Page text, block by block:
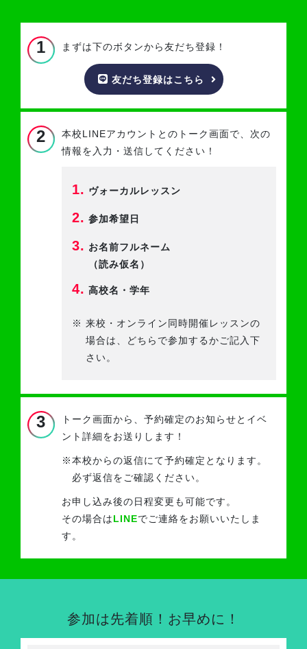
1 まずは下のボタンから友だち登録！
友だち登録はこちら
2 本校LINEアカウントとのトーク画面で、 次の
情報を入力・送信してください！
1. ヴォーカルレッスン
2. 参加希望日
3. お名前フルネーム
（読み仮名）
4. 高校名・学年
※ 来校・オンライン同時開催レッスンの
場合は、どちらで参加するかご記入下
さい。
3 トーク画面から、予約確定のお知らせと イベ
ント詳細をお送りします！
※本校からの返信にて予約確定となります。
必ず返信をご確認ください。
お申し込み後の日程変更も可能です。
その場合はLINEでご連絡をお願いいたしま
す。
参加は先着順！お早めに！